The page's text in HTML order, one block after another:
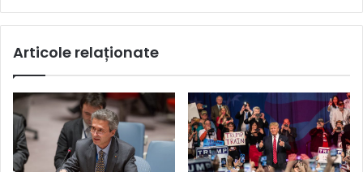
Articole relaționate